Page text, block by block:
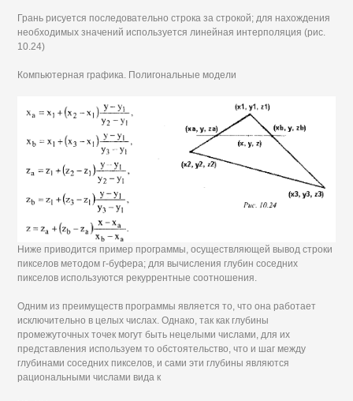
Грань рисуется последовательно строка за строкой; для нахождения
необходимых значений используется линейная интерполяция (рис.
10.24)
Компьютерная графика. Полигональные модели
Ниже приводится пример программы, осуществляющей вывод строки
пикселов методом г-буфера; для вычисления глубин соседних
пикселов используются рекуррентные соотношения.
Одним из преимуществ программы является то, что она работает
исключительно в целых числах. Однако, так как глубины
промежуточных точек могут быть нецелыми числами, для их
представления используем то обстоятельство, что и шаг между
глубинами соседних пикселов, и сами эти глубины являются
рациональными числами вида к